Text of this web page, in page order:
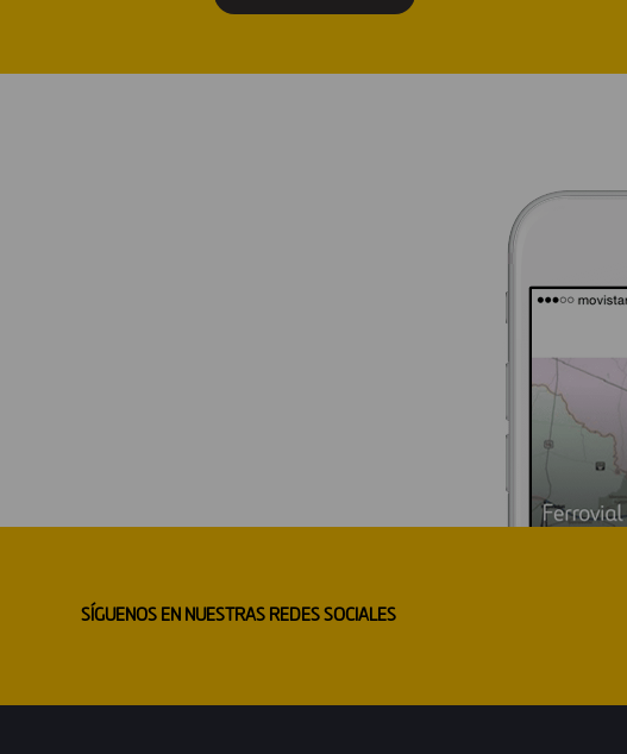
SÍGUENOS EN NUESTRAS REDES SOCIALES